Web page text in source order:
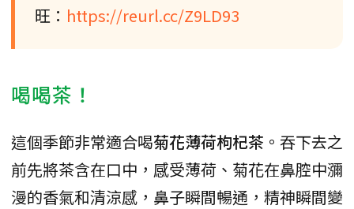
旺： https://reurl.cc/Z9LD93
喝喝茶！
這個季節非常適合喝菊花薄荷枸杞茶 。吞下去之
前先將茶含在口中，感受薄荷、菊花在鼻腔中瀰
漫的香氣和清涼感，鼻子瞬間暢通，精神瞬間變